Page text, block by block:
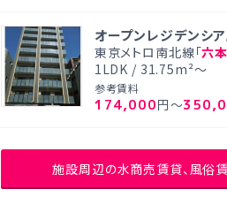
オープンレジデンシ
東京メトロ南北線「六
1LDK / 31.75m²～
参考賃料
174,000円～
施設周辺の水商売賃貸、風俗